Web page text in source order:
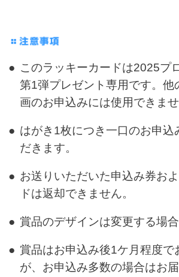
● このラッキーカードは2025プ
第1弾プレゼント専用です。他
画のお申込みには使用できませ
● はがき1枚につき一口のお申込
だきます。
● お送りいただいた申込み券お
ドは返却できません。
● 賞品のデザインは変更する場合
● 賞品はお申込み後1ケ月程度で
が、お申込み多数の場合はお